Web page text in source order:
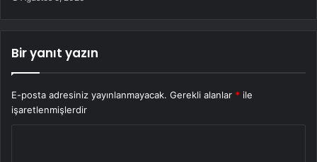
Bir yanıt yazın
E-posta adresiniz yayınlanmayacak. Gerekli alanlar * ile
işaretlenmişlerdir